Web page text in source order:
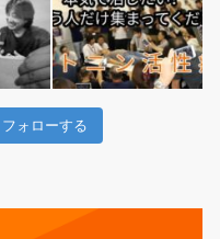
フォローする